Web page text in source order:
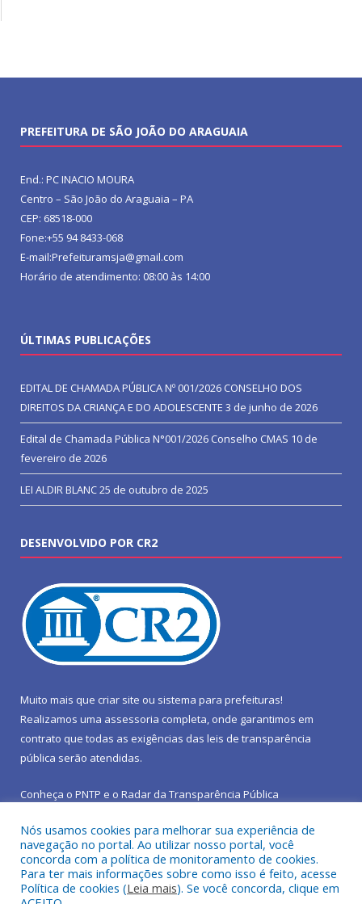
PREFEITURA DE SÃO JOÃO DO ARAGUAIA
End.: PC INACIO MOURA
Centro – São João do Araguaia – PA
CEP: 68518-000
Fone:+55 94 8433-068
E-mail:Prefeituramsja@gmail.com
Horário de atendimento: 08:00 às 14:00
ÚLTIMAS PUBLICAÇÕES
EDITAL DE CHAMADA PÚBLICA Nº 001/2026 CONSELHO DOS
DIREITOS DA CRIANÇA E DO ADOLESCENTE 3 de junho de 2026
Edital de Chamada Pública N°001/2026 Conselho CMAS 10 de
fevereiro de 2026
LEI ALDIR BLANC25 de outubro de 2025
DESENVOLVIDO POR CR2
Muito mais que criar site ou sistema para prefeituras!
Realizamos uma assessoria completa, onde garantimos em
contrato que todas as exigências das leis de transparência
pública serão atendidas.
Conheça o PNTP e o Radar da Transparência Pública
Todos os direitos reservados a Prefeitura Municipal de São João
do Araguaia.
Nós usamos cookies para melhorar sua experiência de
navegação no portal. Ao utilizar nosso portal, você
concorda com a política de monitoramento de cookies.
Para ter mais informações sobre como isso é feito, acesse
Política de cookies (Leia mais). Se você concorda, clique em